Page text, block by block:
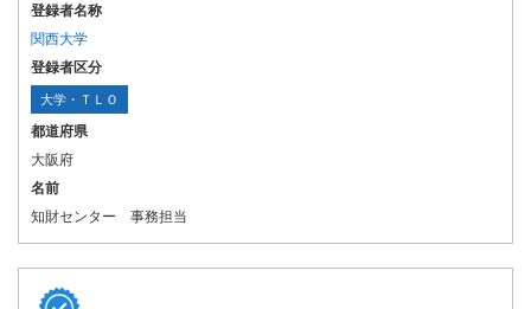
登録者名称
関西大学
登録者区分
大学・ＴＬＯ
都道府県
大阪府
名前
知財センター 事務担当